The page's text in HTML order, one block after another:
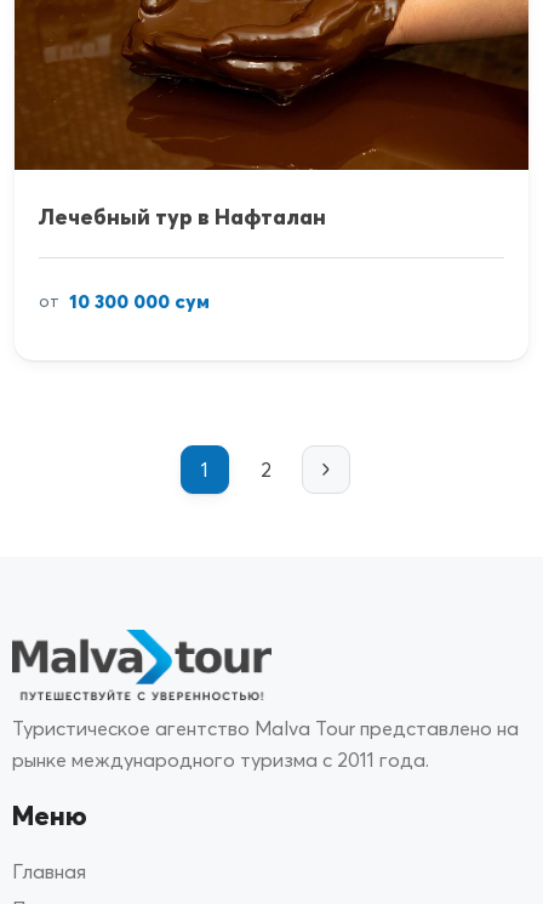
Лечебный тур в Нафталан
от 10 300 000 сум
1 2
Туристическое агентство Malva Tour представлено на
рынке международного туризма с 2011 года.
Меню
Главная